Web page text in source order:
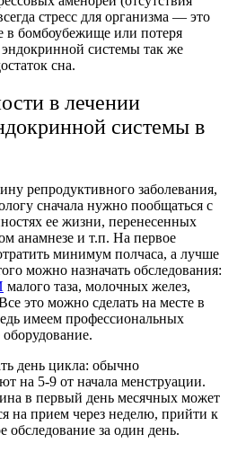
стресс для организма — это
в бомбоубежище или потеря
системы так же
сна.
в лечении
системы в
репродуктивного заболевания,
сначала нужно пообщаться с
ее жизни, перенесенных
анамнезе и т.п. На первое
минимум полчаса, а лучше
можно назначать обследования:
малого таза, молочных желез,
это можно сделать на месте в
имеем профессиональных
день цикла: обычно
на 5-9 от начала менструации.
в первый день месячных может
на прием через неделю, прийти к
обследование за один день.